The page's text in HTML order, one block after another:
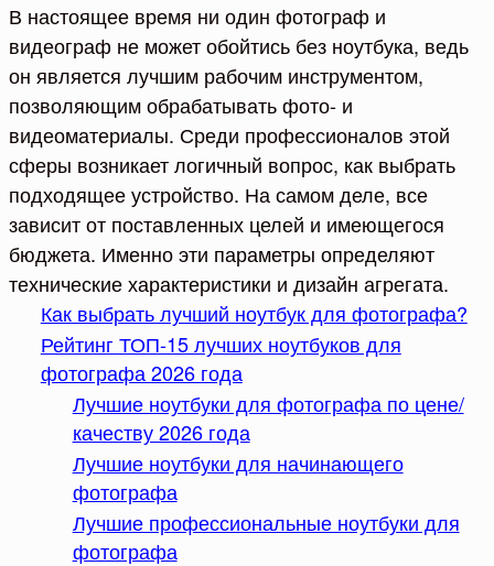
В настоящее время ни один фотограф и
видеограф не может обойтись без ноутбука, ведь
он является лучшим рабочим инструментом,
позволяющим обрабатывать фото- и
видеоматериалы. Среди профессионалов этой
сферы возникает логичный вопрос, как выбрать
подходящее устройство. На самом деле, все
зависит от поставленных целей и имеющегося
бюджета. Именно эти параметры определяют
технические характеристики и дизайн агрегата.
Как выбрать лучший ноутбук для фотографа?
Рейтинг ТОП-15 лучших ноутбуков для
фотографа 2026 года
Лучшие ноутбуки для фотографа по цене/
качеству 2026 года
Лучшие ноутбуки для начинающего
фотографа
Лучшие профессиональные ноутбуки для
фотографа